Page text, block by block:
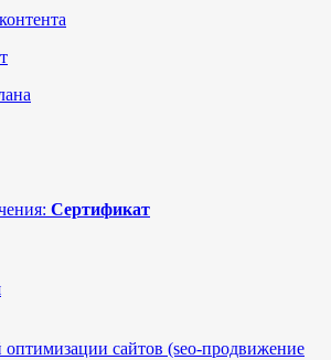
Сертификат
сайтов (seo-продвижение